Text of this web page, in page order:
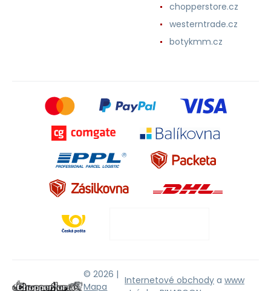
chopperstore.cz
westerntrade.cz
botykmm.cz
© 2026 |
Mapa
Internetové obchody a www